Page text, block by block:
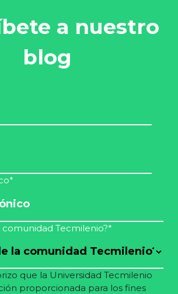
a nuestro
blog
*
Tecmilenio?*
que la Universidad Tecmilenio
proporcionada para los fines